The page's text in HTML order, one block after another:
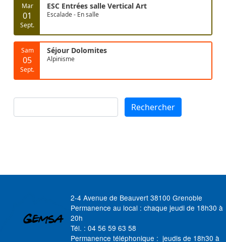
Mar
01
Sept.
ESC Entrées salle Vertical Art
Escalade - En salle
Sam
05
Sept.
Séjour Dolomites
Alpinisme
Rechercher Rechercher
2-4 Avenue de Beauvert 38100 Grenoble
Permanence au local : chaque jeudi de 18h30 à
20h
Tél. : 04 56 59 63 58
Permanence téléphonique : jeudis de 18h30 à